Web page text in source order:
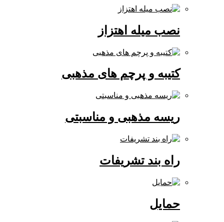
نصب میله اهتزاز
کتیبه و پرچم های مذهبی
ریسه مذهبی و مناسبتی
راه بند تشریفات